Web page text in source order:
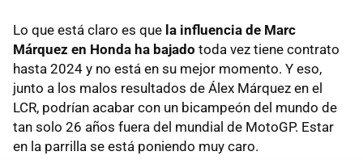
Lo que está claro es que la influencia de Marc
Márquez en Honda ha bajado toda vez tiene contrato
hasta 2024 y no está en su mejor momento. Y eso,
junto a los malos resultados de Álex Márquez en el
LCR, podrían acabar con un bicampeón del mundo de
tan solo 26 años fuera del mundial de MotoGP. Estar
en la parrilla se está poniendo muy caro.